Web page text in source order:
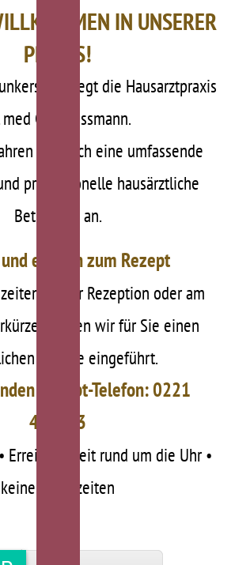
IN UNSERER
PRAXIS!
liegt die Hausarztpraxis
med Golo Tessmann.
biete ich eine umfassende
professionelle hausärztliche
Betreuung an.
einfach zum Rezept
an der Rezeption oder am
haben wir für Sie einen
Service eingeführt.
Rezept-Telefon: 0221
481703
Erreichbarkeit rund um die Uhr •
keine Wartezeiten